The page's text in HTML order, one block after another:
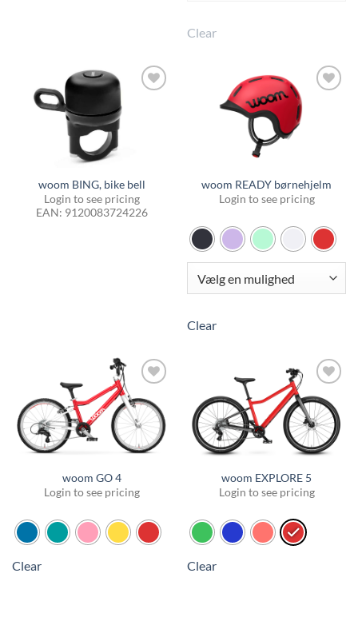
Clear
woom BING, bike bell
Login to see pricing
EAN: 9120083724226
favoritter
woom READY børnehjelm
Login to see pricing
Clear
Tilføj til
favoritter
woom GO 4
Login to see pricing
Clear
Tilføj til
favoritter
woom EXPLORE 5
Login to see pricing
Clear